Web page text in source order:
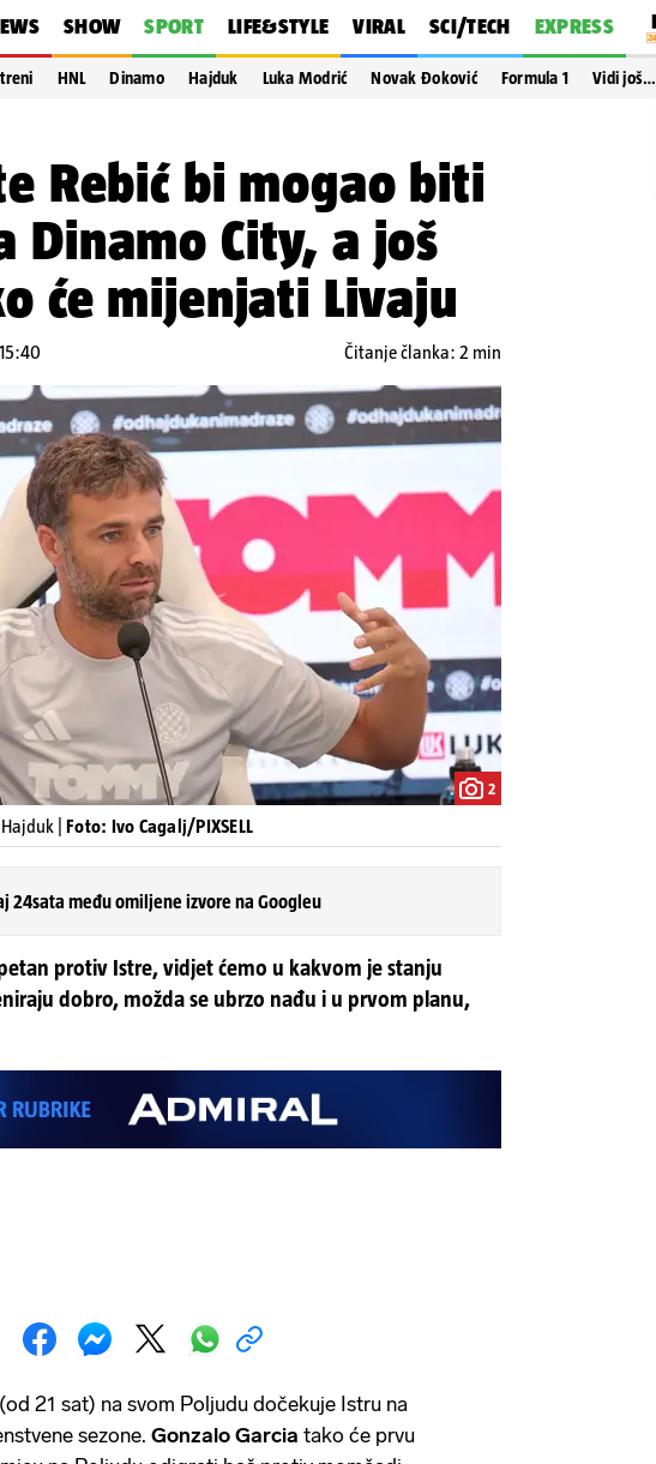
SHOW SPORT LIFE&STYLE VIRAL SCI/TECH EXPRESS
HNL Dinamo Hajduk Luka Modrić Novak Đoković Formula 1 Vidi još…
Rebić bi mogao biti
Dinamo City, a još
će mijenjati Livaju
Čitanje članka: 2 min
2
| Foto: Ivo Cagalj/PIXSELL
24sata među omiljene izvore na Googleu
protiv Istre, vidjet ćemo u kakvom je stanju
dobro, možda se ubrzo nađu i u prvom planu,
21 sat) na svom Poljudu dočekuje Istru na
sezone. Gonzalo Garcia tako će prvu